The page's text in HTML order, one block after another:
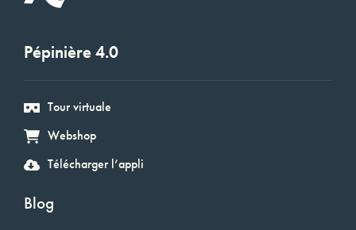
Pépinière 4.0
Tour virtuale
Webshop
Télécharger l’appli
Blog